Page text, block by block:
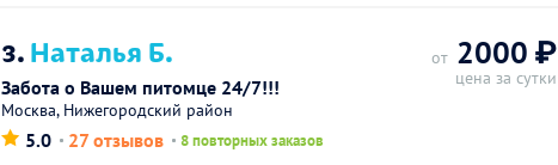
3.Наталья Б.
Забота о Вашем питомце 24/7!!!
Москва, Нижегородский район
5.0 27 отзывов 8 повторных заказов
от 2000 ₽
цена за сутки